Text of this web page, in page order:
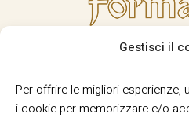
Gestisci il
Per offrire le migliori
i cookie per memorizzare e/o